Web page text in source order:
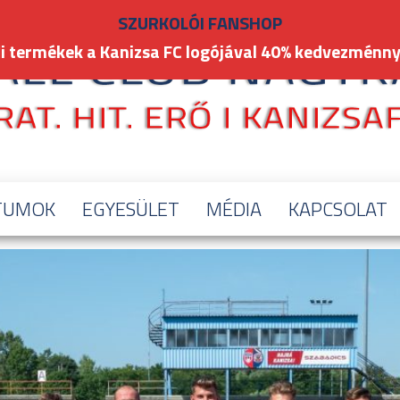
EGYESÜLET MÉDIA KAPCSOLAT
SZURKOLÓI FANSHOP
termékek a Kanizsa FC logójával 40%